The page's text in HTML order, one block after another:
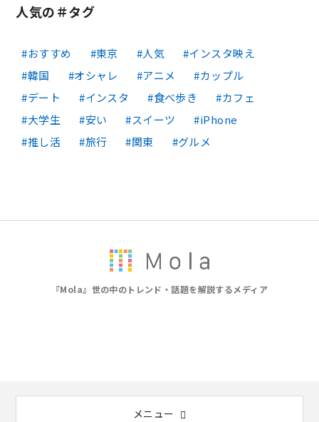
人気の＃タグ
おすすめ 東京 人気
インスタ映え
韓国
オシャレ アニメ
カップル
デート
インスタ 食べ歩き
カフェ
大学生
安い スイーツ
iPhone
推し活
旅行 関東 グルメ
『Mola』世の中のトレンド・話題を解説するメディア
メニュー